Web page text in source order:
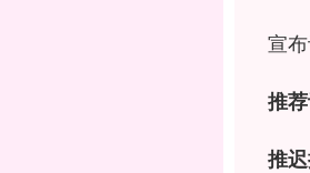
宣
推
推